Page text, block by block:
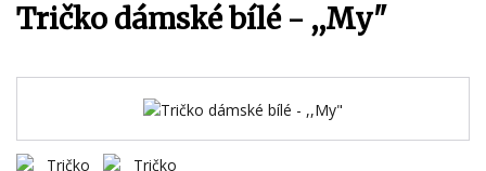
Tričko dámské bílé - ,,My"